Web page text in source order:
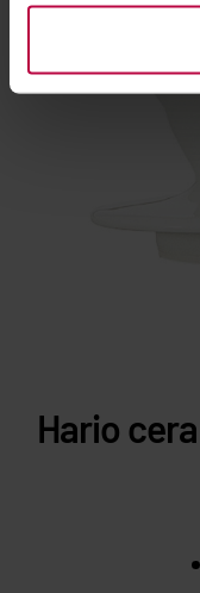
activities of the
information about
Hario